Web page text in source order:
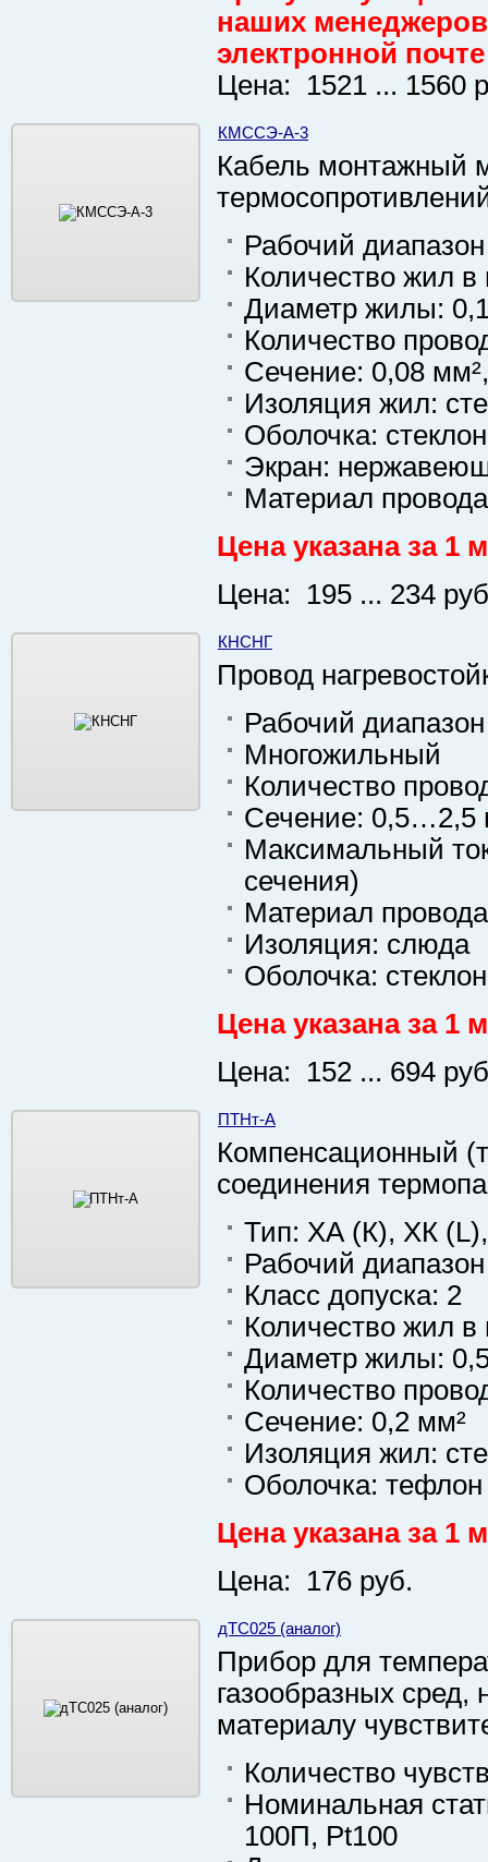
наших менеджеров
электронной
Цена: 1521 ... 1560
КМССЭ-А-3
Кабель монтажный
Рабочий
Количество жил в
Диаметр жилы:
Количество
Сечение: 0,08
Изоляция жил:
Оболочка:
Экран:
Материал
Цена указана за 1 м
Цена: 195 ... 234
КНСНГ
Провод
Рабочий
Многожильный
Количество
Сечение: 0,5…2,5
Максимальный
сечения)
Материал
Изоляция: слюда
Оболочка:
Цена указана за 1 м
Цена: 152 ... 694
ПТНт-А
Компенсационный
соединения
Тип: ХА (К), ХК
Рабочий
Класс допуска: 2
Количество жил в
Диаметр жилы:
Количество
Сечение: 0,2 мм²
Изоляция жил:
Оболочка: тефлон
Цена указана за 1 м
Цена: 176 руб.
дТС025 (аналог)
Прибор для
газообразных сред,
материалу
Количество
Номинальная
100П, Pt100